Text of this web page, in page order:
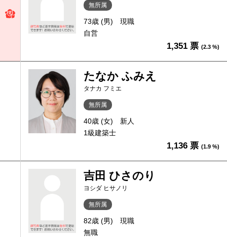
無所属
73歳 (男)
現職
自営
1,351 票 (2.3 %)
たなか ふみえ
タナカ フミエ
無所属
40歳 (女)
新人
1級建築士
1,136 票 (1.9 %)
吉田 ひさのり
ヨシダ ヒサノリ
無所属
82歳 (男)
現職
無職